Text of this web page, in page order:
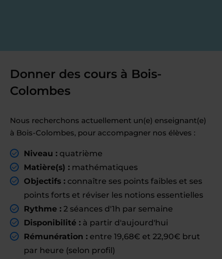
Donner des cours à Bois-
Colombes
Nous recherchons actuellement un(e) enseignant(e)
à Bois-Colombes, pour accompagner nos élèves :
Niveau : quatrième
Matière(s) : mathématiques
Objectifs : connaître ses points faibles et ses
points forts et réviser les notions essentielles
Rythme : 2 séances d'1h par semaine
Disponibilité : à partir d'aujourd'hui
Rémunération : entre 19,68€ et 22,90€ brut
par heure (selon profil)